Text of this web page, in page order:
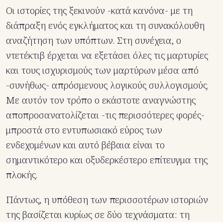
Οι ιστορίες της ξεκινούν -κατά κανόνα- με τη
διάπραξη ενός εγκλήματος και τη συνακόλουθη
αναζήτηση των υπόπτων. Στη συνέχεια, ο
ντετέκτιβ έρχεται να εξετάσει όλες τις μαρτυρίες
και τους ισχυρισμούς των μαρτύρων μέσα από
-συνήθως- απρόσμενους λογικούς συλλογισμούς.
Με αυτόν τον τρόπο ο εκάστοτε αναγνώστης
αποπροσανατολίζεται -τις περισσότερες φορές-
μπροστά στο εντυπωσιακό εύρος των
ενδεχομένων και αυτό βέβαια είναι το
σημαντικότερο και οξυδερκέστερο επίτευγμα της
πλοκής.
Πάντως, η υπόθεση των περισσοτέρων ιστοριών
της βασίζεται κυρίως σε δύο τεχνάσματα: τη